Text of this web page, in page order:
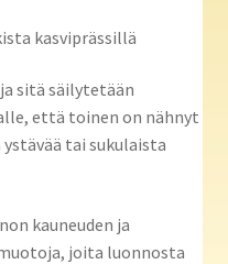
kasviprässillä
sitä säilytetään
että toinen on nähnyt
ystävää tai sukulaista
kauneuden ja
joita luonnosta